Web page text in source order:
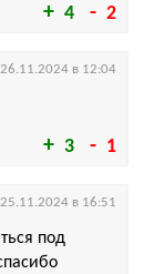
4 2
3 1
26.11.2024 в 12:04
под
25.11.2024 в 16:51